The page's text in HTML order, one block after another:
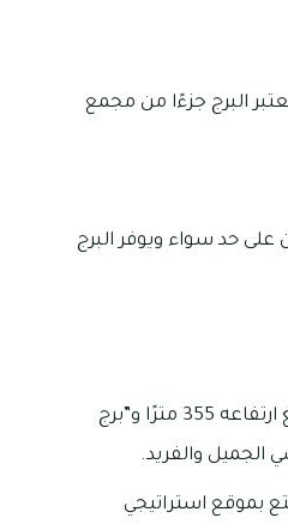
الإمارات العربية المتحدة، ويبلغ ارتفاعه حوالي 352 مترًا، ويعتبر البرج جزءًا من مجمع
على حد سواء ويوفر البرج
مجمع أبراج الإمارات يتكون من برجين رئيسيين، وهما “فندق جميرا أبراج الإمارات” الذي يبلغ ارتفاعه 355 مترًا و”برج
بموقع استراتيجي